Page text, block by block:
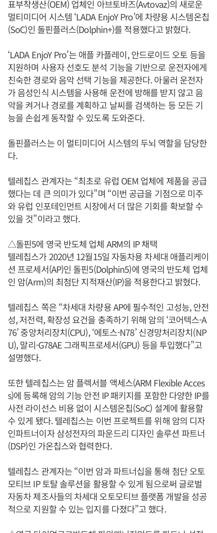
표부착생산(OEM) 업체인 아브토바즈(Avtovaz)의 새로운
멀티미디어 시스템 ‘LADA EnjoY Pro’에 차량용 시스템온칩
(SoC)인 돌핀플러스(Dolphin+)를 적용했다고 밝혔다.
‘LADA EnjoY Pro’는 애플 카플레이, 안드로이드 오토 등을
지원하며 사용자 선호도 분석 기능을 기반으로 운전자에게
친숙한 경로와 음악 선택 기능을 제공한다. 아울러 운전자
가 음성인식 시스템을 사용해 운전에 방해를 받지 않고 음
악을 켜거나 경로를 계획하고 날씨를 검색하는 등 모든 기
능을 손쉽게 동작할 수 있도록 도와준다.
돌핀플러스는 이 멀티미디어 시스템의 두뇌 역할을 담당한
다.
텔레칩스 관계자는 “최초로 유럽 OEM 업체에 제품을 공급
했다는 데 큰 의미가 있다”며 “이번 공급을 기점으로 미주
와 유럽 인포테인먼트 시장에서 더 많은 기회를 확보할 수
있을 것”이라고 했다.
△돌핀5에 영국 반도체 업체 ARM의 IP 채택
텔레칩스가 2020년 12월15일 자동차용 차세대 애플리케이
션 프로세서(AP)인 돌핀5(Dolphin5)에 영국의 반도체 업체
인 암(Arm)의 최첨단 지적재산(IP)을 적용한다고 밝혔다.
텔레칩스 쪽은 “차세대 차량용 AP에 필수적인 고성능, 안전
성, 저전력, 확장성 요건을 충족하기 위해 암의 ‘코어텍스-A
76’ 중앙처리장치(CPU), ‘에토스-N78’ 신경망처리장치(NP
U), 말리-G78AE 그래픽프로세서(GPU) 등을 투입했다”고
설명했다.
또한 텔레칩스는 암 플렉서블 액세스(ARM Flexible Acces
s)에 등록해 암의 기능 안전 IP 패키지를 포함한 다양한 IP를
사전 라이선스 비용 없이 시스템온칩(SoC) 설계에 활용할
수 있게 됐다. 텔레칩스는 이번 프로젝트를 위해 암의 디자
인파트너이자 삼성전자의 파운드리 디자인 솔루션 파트너
(DSP)인 가온칩스와 협력한다.
텔레칩스 관계자는 “이번 암과 파트너십을 통해 첨단 오토
모티브 IP 토탈 솔루션을 활용할 수 있게 됨으로써 글로벌
자동차 제조사들의 차세대 오토모티브 플랫폼 개발을 성공
적으로 지원할 수 있는 입지를 다졌다”고 했다.